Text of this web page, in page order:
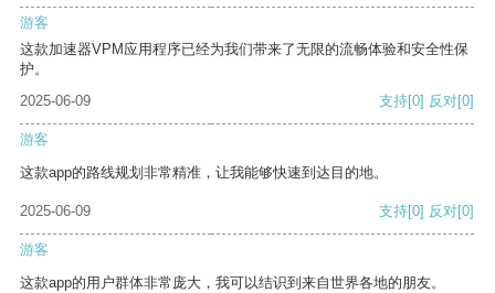
游客
这款加速器VPM应用程序已经为我们带来了无限的流畅体验和安全性保
护。
2025-06-09
支持[0] 反对[0]
游客
这款app的路线规划非常精准，让我能够快速到达目的地。
2025-06-09 支持[0] 反对[0]
游客
这款app的用户群体非常庞大，我可以结识到来自世界各地的朋友。